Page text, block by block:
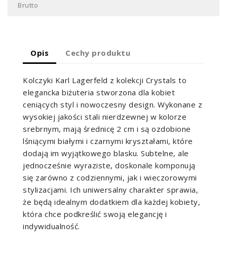
Brutto
Opis Cechy produktu
Kolczyki Karl Lagerfeld z kolekcji Crystals to
elegancka biżuteria stworzona dla kobiet
ceniących styl i nowoczesny design. Wykonane z
wysokiej jakości stali nierdzewnej w kolorze
srebrnym, mają średnicę 2 cm i są ozdobione
lśniącymi białymi i czarnymi kryształami, które
dodają im wyjątkowego blasku. Subtelne, ale
jednocześnie wyraziste, doskonale komponują
się zarówno z codziennymi, jak i wieczorowymi
stylizacjami. Ich uniwersalny charakter sprawia,
że będą idealnym dodatkiem dla każdej kobiety,
która chce podkreślić swoją elegancję i
indywidualność.